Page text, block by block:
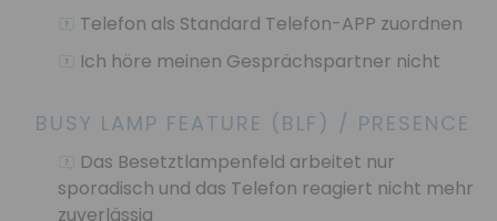
Telefon als Standard Telefon-APP zuordnen
Ich höre meinen Gesprächspartner nicht
BUSY LAMP FEATURE (BLF) / PRESENCE
Das Besetztlampenfeld arbeitet nur
sporadisch und das Telefon reagiert nicht mehr
zuverlässig